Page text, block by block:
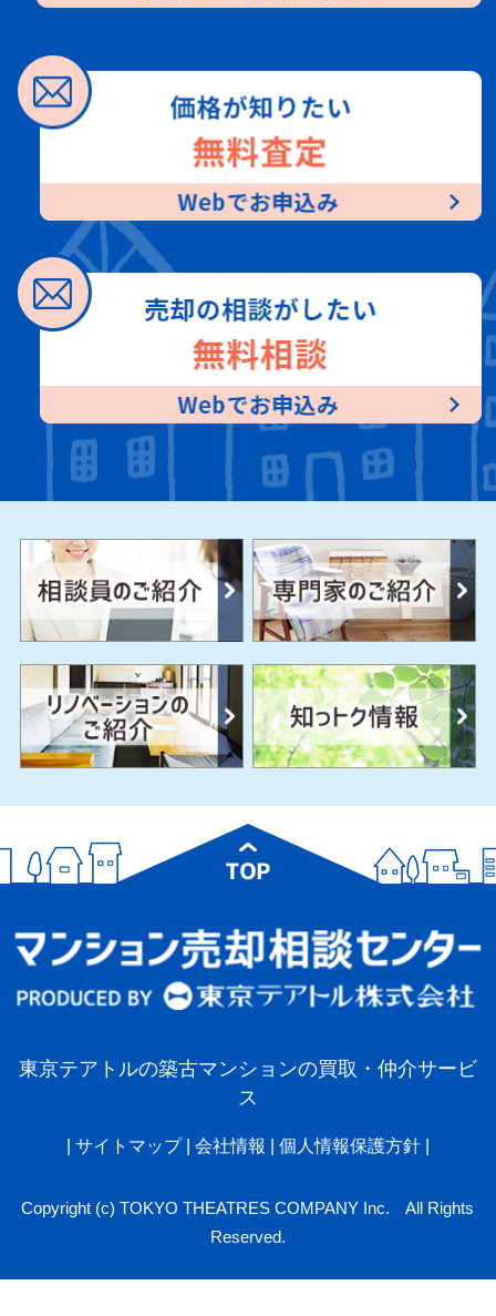
東京テアトルの築古マンションの買取・仲介サービ
ス
サイトマップ 会社情報 個人情報保護方針|
Copyright (c) TOKYO THEATRES COMPANY Inc. All Rights
Reserved.